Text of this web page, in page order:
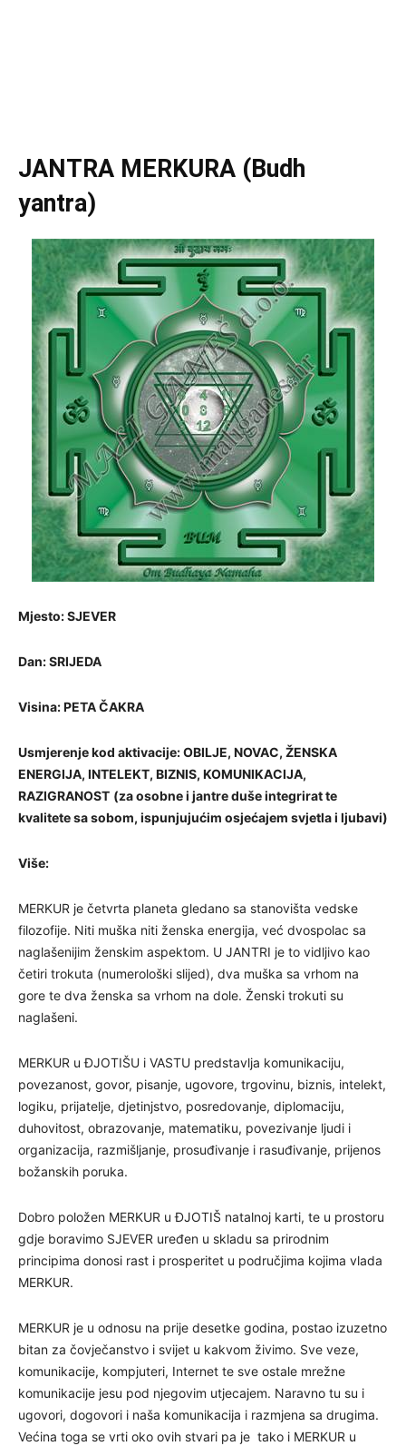
JANTRA MERKURA (Budh
yantra)
Mjesto:SJEVER
Dan:SRIJEDA
Visina:PETA ČAKRA
Usmjerenje kod aktivacije:OBILJE, NOVAC, ŽENSKA
ENERGIJA, INTELEKT, BIZNIS, KOMUNIKACIJA,
RAZIGRANOST (za osobne i jantre duše integrirat te
kvalitete sa sobom, ispunjujućim osjećajem svjetla i ljubavi)
Više:
MERKUR je četvrta planeta gledano sa stanovišta vedske
filozofije. Niti muška niti ženska energija, već dvospolac sa
naglašenijim ženskim aspektom. U JANTRI je to vidljivo kao
četiri trokuta (numerološki slijed), dva muška sa vrhom na
gore te dva ženska sa vrhom na dole. Ženski trokuti su
naglašeni.
MERKUR u ĐJOTIŠU i VASTU predstavlja komunikaciju,
povezanost, govor, pisanje, ugovore, trgovinu, biznis, intelekt,
logiku, prijatelje, djetinjstvo, posredovanje, diplomaciju,
duhovitost, obrazovanje, matematiku, povezivanje ljudi i
organizacija, razmišljanje, prosuđivanje i rasuđivanje, prijenos
božanskih poruka.
Dobro položen MERKUR u ĐJOTIŠ natalnoj karti, te u prostoru
gdje boravimo SJEVER uređen u skladu sa prirodnim
principima donosi rast i prosperitet u područjima kojima vlada
MERKUR.
MERKUR je u odnosu na prije desetke godina, postao izuzetno
bitan za čovječanstvo i svijet u kakvom živimo. Sve veze,
komunikacije, kompjuteri, Internet te sve ostale mrežne
komunikacije jesu pod njegovim utjecajem. Naravno tu su i
ugovori, dogovori i naša komunikacija i razmjena sa drugima.
Većina toga se vrti oko ovih stvari pa je tako i MERKUR u